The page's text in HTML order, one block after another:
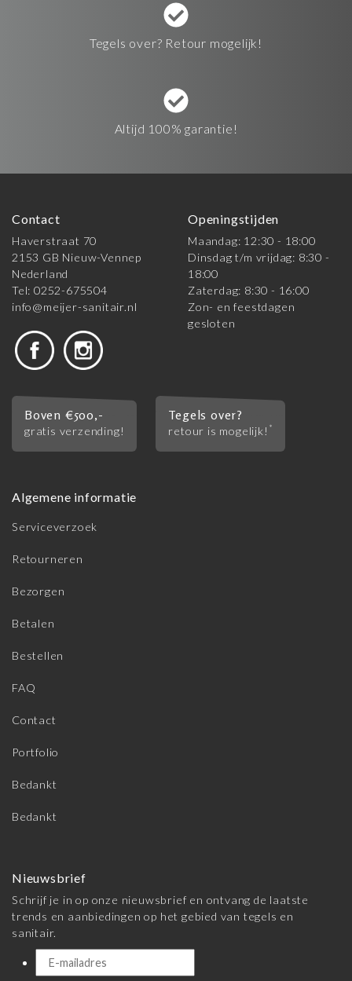
Tegels over? Retour mogelijk!
Altijd 100% garantie!
Contact
Haverstraat 70
2153 GB Nieuw-Vennep
Nederland
Tel: 0252-675504
info@meijer-sanitair.nl
Openingstijden
Maandag: 12:30 - 18:00
Dinsdag t/m vrijdag: 8:30 -
18:00
Zaterdag: 8:30 - 16:00
Zon- en feestdagen
gesloten
Boven €500,-
gratis verzending!
Tegels over?
retour is mogelijk! *
Algemene informatie
Serviceverzoek
Retourneren
Bezorgen
Betalen
Bestellen
FAQ
Contact
Portfolio
Bedankt
Bedankt
Nieuwsbrief
Schrijf je in op onze nieuwsbrief en ontvang de laatste
trends en aanbiedingen op het gebied van tegels en
sanitair.